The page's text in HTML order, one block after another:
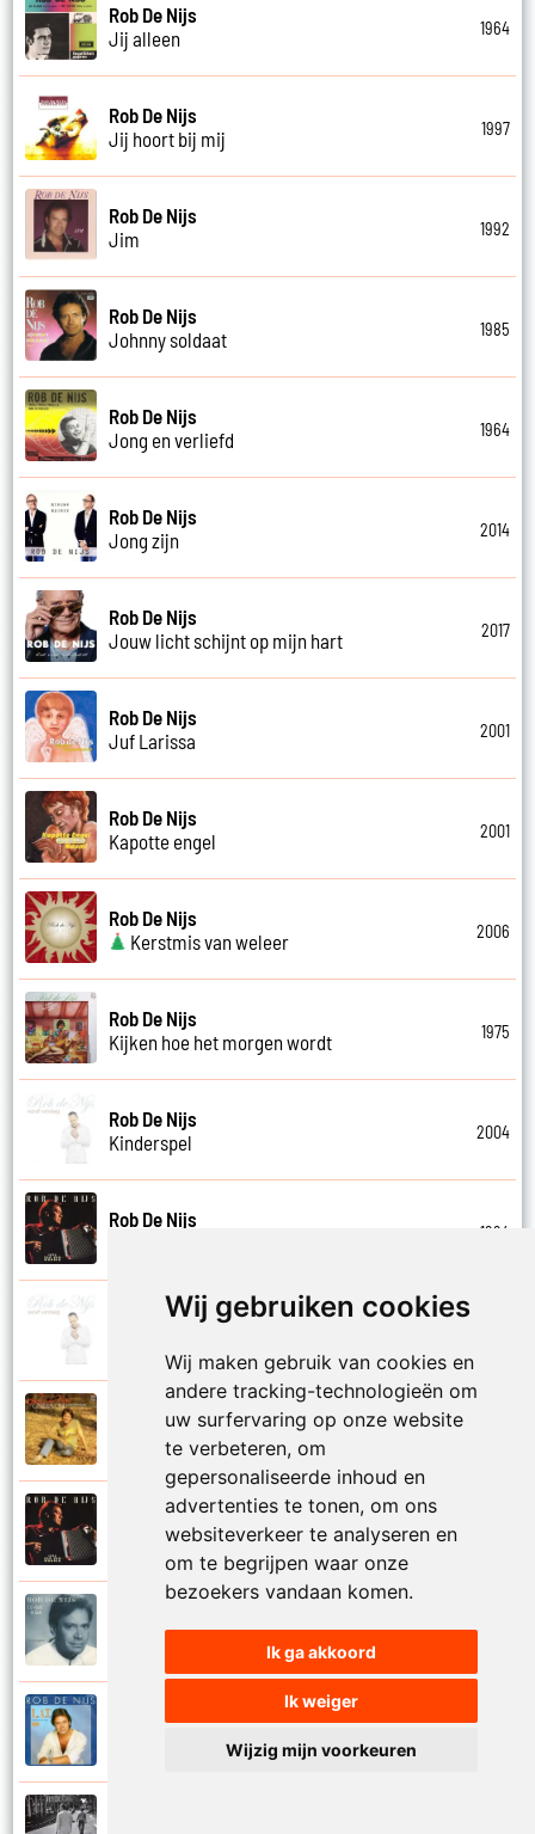
Wij gebruiken cookies
Wij maken gebruik van cookies en
andere tracking-technologieën om
uw surfervaring op onze website
te verbeteren, om
gepersonaliseerde inhoud en
advertenties te tonen, om ons
websiteverkeer te analyseren en
om te begrijpen waar onze
bezoekers vandaan komen.
Ik ga akkoord
Ik weiger
Wijzig mijn voorkeuren
Rob De Nijs
Jij alleen
1964
Rob De Nijs
Jij hoort bij mij
1997
Rob De Nijs
Jim
1992
Rob De Nijs
Johnny soldaat
1985
Rob De Nijs
Jong en verliefd
1964
Rob De Nijs
Jong zijn
2014
Rob De Nijs
Jouw licht schijnt op mijn hart
2017
Rob De Nijs
Juf Larissa
2001
Rob De Nijs
Kapotte engel
2001
Rob De Nijs
Kerstmis van weleer
2006
Rob De Nijs
Kijken hoe het morgen wordt
1975
Rob De Nijs
Kinderspel
2004
Rob De Nijs
1994
Rob De Nijs
Rob De Nijs
Kleine man
Rob De Nijs
Kleine ster
Rob De Nijs